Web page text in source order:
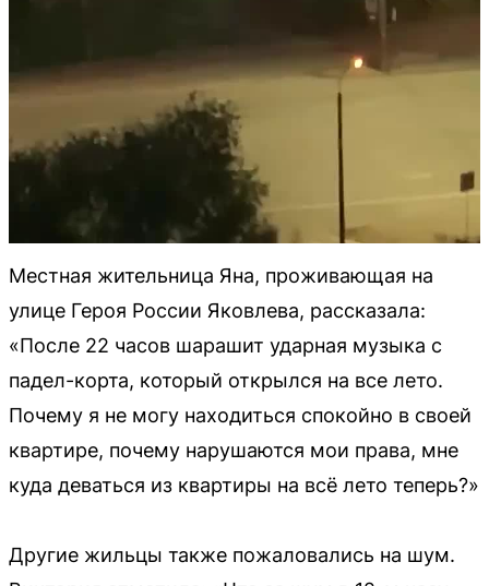
Местная жительница Яна, проживающая на
улице Героя России Яковлева, рассказала:
«После 22 часов шарашит ударная музыка с
падел-корта, который открылся на все лето.
Почему я не могу находиться спокойно в своей
квартире, почему нарушаются мои права, мне
куда деваться из квартиры на всё лето теперь?»
Другие жильцы также пожаловались на шум.